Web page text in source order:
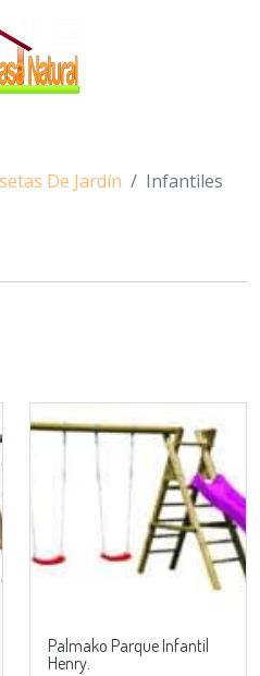
De Jardín Infantiles
Palmako Parque Infantil
Henry.